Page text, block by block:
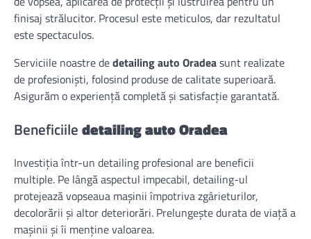
finisaj strălucitor. Procesul este meticulos, dar rezultatul
este spectaculos.
Serviciile noastre dedetailing auto Oradeasunt realizate
de profesioniști, folosind produse de calitate superioară.
Asigurăm o experiență completă și satisfacție garantată.
Beneficiiledetailing auto Oradea
Investiția într-un detailing profesional are beneficii
multiple. Pe lângă aspectul impecabil, detailing-ul
protejează vopseaua mașinii împotriva zgârieturilor,
decolorării și altor deteriorări. Prelungește durata de viață a
mașinii și îi menține valoarea.